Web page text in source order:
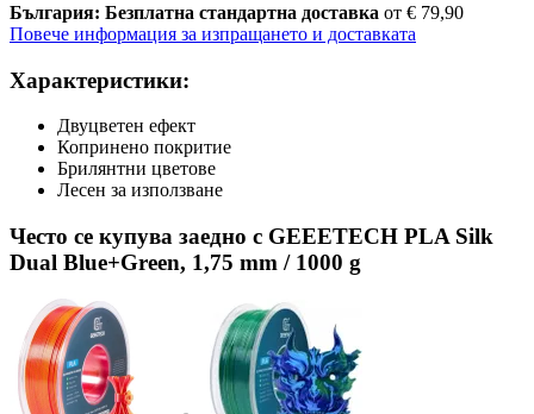
България: Безплатна стандартна доставка от € 79,90
Повече информация за изпращането и доставката
Характеристики:
Двуцветен ефект
Копринено покритие
Брилянтни цветове
Лесен за използване
Често се купува заедно с GEEETECH PLA Silk
Dual Blue+Green, 1,75 mm / 1000 g